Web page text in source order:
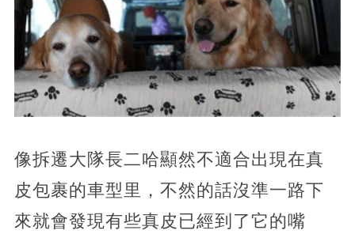
像拆遷大隊長二哈顯然不適合出現在真
皮包裹的車型里，不然的話沒準一路下
來就會發現有些真皮已經到了它的嘴